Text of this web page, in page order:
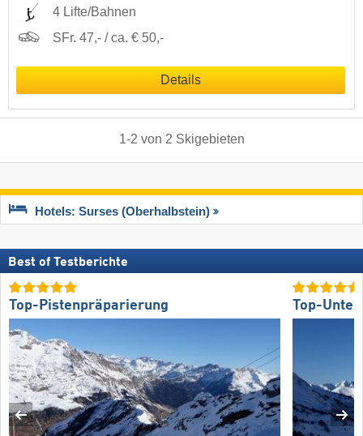
4 Lifte/Bahnen
SFr. 47,- / ca. € 50,-
Details
1-2 von 2 Skigebieten
Hotels: Surses (Oberhalbstein)
Best of Testberichte
Top-Pistenpräparierung Top-